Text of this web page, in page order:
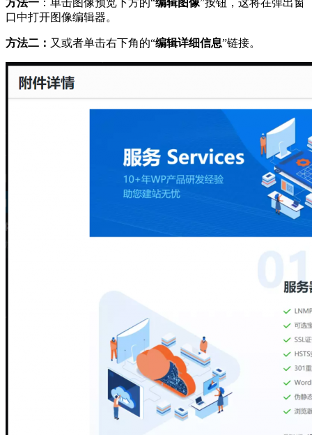
方法一 ：单击图像预览下方的“编辑图像”按钮，这将在弹出窗
口中打开图像编辑器。
方法二： 又或者单击右下角的“编辑详细信息”链接。